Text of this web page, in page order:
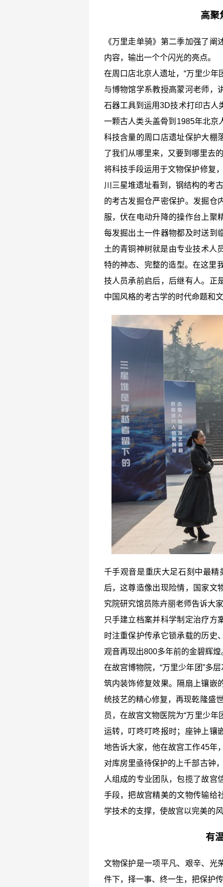
高聚
《万里走单骑》第二季加强了
内容，输出一个个闪光的亮点。
在周口店北京人遗址，“万里少
与博物馆学系教授高蒙河老师，
石器工具到运用3D技术打印古人
一颗古人类头盖骨到1985年北京
科技含量的周口店遗址保护大棚
了我们从哪里来，又要到哪里去
将科技手段运用于文物保护修复
川三星堆遗址看到，钢结构的考
的考古发掘仓严密保护。发掘仓
服，伏在电动升降的操作台上聚
每发掘出土一件器物都及时送到
土的青铜神树就是由专业技术人
特的神态、完整的造型。在这里
技人员承前启后，后继有人。正
中国风格的考古学的时代命题和
千手观音是重庆大足石刻中最
后，这尊造像出现险情，国家文
究院研究馆员陈卉丽老师告诉大
只手建立档案并科学制定治疗方
时注重保护传承它锁承载的历史
观音再现出800多年前的金碧辉煌
在故宫博物院，“万里少年团”多
筑内装饰修复效果。隔扇上镶嵌
统技艺的精心修复，再现乾隆盛
员，在故宫文物医院为“万里少
运转，叮咚叮咚报时；座钟上镶
地告诉大家，他在故宫工作45年
对库房里亟待保护的上千部古钟
人组成的专业团队，包揽了故宫
手段，把故宫精美的文物传输给
学技术的支撑，使故宫以完美的
有
文物保护是一项平凡、艰辛、光
件下，择一事、终一生，把保护